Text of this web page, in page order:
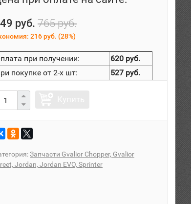
руб. 765 руб.
216 руб. (28%)
при получении:
620 руб.
покупке от 2-х шт:
527 руб.
Запчасти Gvalior Chopper, Gvalior
Jordan, Jordan EVO, Sprinter